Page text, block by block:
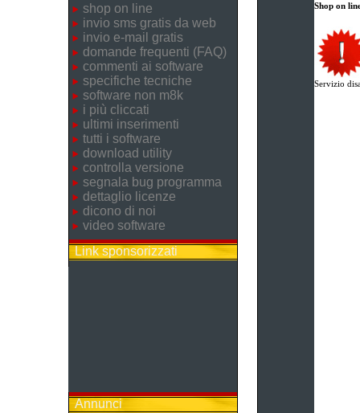
shop on line
invio sms gratis da web
invio e-mail gratis
domande frequenti (FAQ)
commenti ai software
specifiche tecniche
software non m8k
i più cliccati
ultimi inserimenti
tutti i software
download utility
controlla versione
segnala bug programma
dettaglio licenze
dicono di noi
video software
Link sponsorizzati
Annunci
Shop on
Servizio